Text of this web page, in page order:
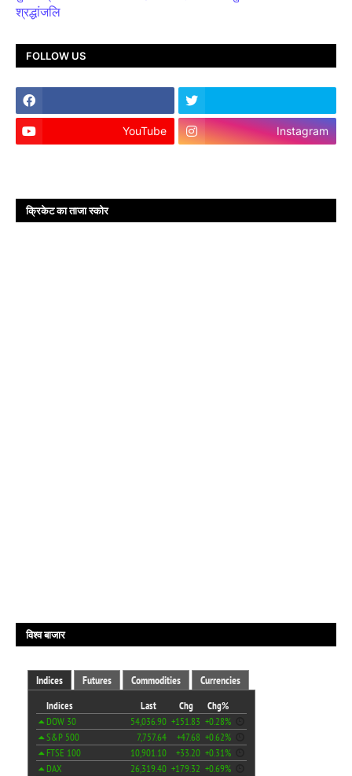
श्रद्धांजलि
FOLLOW US
YouTube Instagram
क्रिकेट का ताजा स्कोर
विश्व बाजार